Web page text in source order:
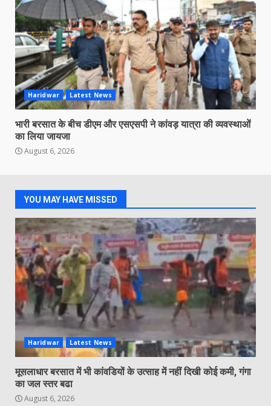
Haridwar Latest News
भारी बरसात के बीच डीएम और एसएसपी ने कांवड़ यात्रा की व्यवस्थाओं
का लिया जायजा
August 6, 2026
YOU MAY HAVE MISSED
Haridwar Latest News
मूसलाधार बरसात में भी कांवडियों के उत्साह में नहीं दिखी कोई कमी, गंगा
का जल स्तर बढा
August 6, 2026